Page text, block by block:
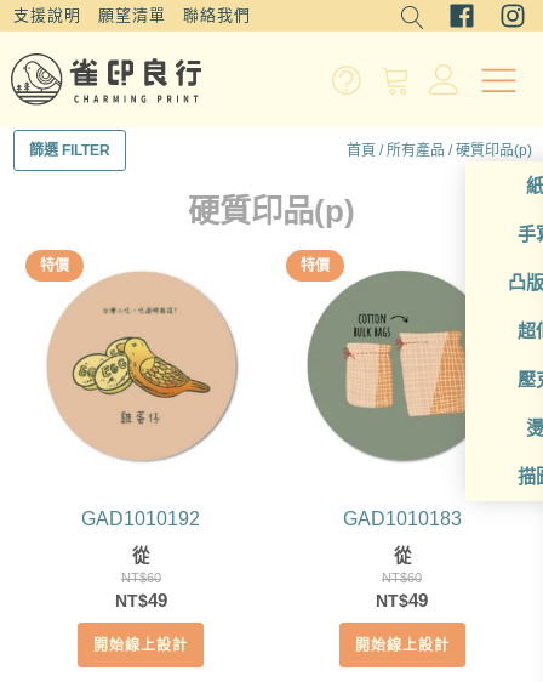
支援說明 願望清單 聯絡我們
手
凸
超
壓
描
篩選 FILTER 首頁 /所有產品 / 硬質印品(p)
硬質印品(p)
特價
GAD1010192
從
NT$60
原
始
價
格：
NT$49目
前
價
格：
開始線上設計
特價
GAD1010183
從
NT$60
原
始
價
格：
NT$49目
前
價
格：
開始線上設計